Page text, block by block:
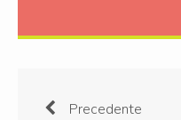
Precedente